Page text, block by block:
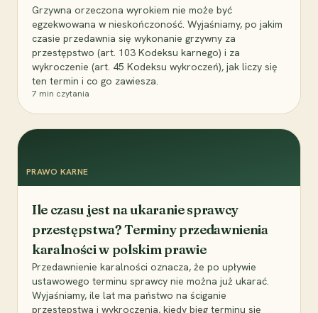
Grzywna orzeczona wyrokiem nie może być
egzekwowana w nieskończoność. Wyjaśniamy, po jakim
czasie przedawnia się wykonanie grzywny za
przestępstwo (art. 103 Kodeksu karnego) i za
wykroczenie (art. 45 Kodeksu wykroczeń), jak liczy się
ten termin i co go zawiesza.
7 min czytania
PRAWO KARNE
Ile czasu jest na ukaranie sprawcy
przestępstwa? Terminy przedawnienia
karalności w polskim prawie
Przedawnienie karalności oznacza, że po upływie
ustawowego terminu sprawcy nie można już ukarać.
Wyjaśniamy, ile lat ma państwo na ściganie
przestępstwa i wykroczenia, kiedy bieg terminu się